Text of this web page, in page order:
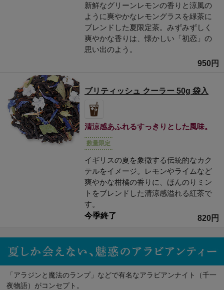
新鮮なグリーンレモンの香りと涼風の
ように爽やかなレモングラスを緑茶に
ブレンドした夏限定茶。みずみずしく
爽やかな香りは、懐かしい「初恋」の
思い出のよう。
950円
ブリティッシュ クーラー 50g 袋入
清涼感あふれるすっきりとした風味。
数量限定
イギリスの夏を象徴する伝統的なカク
テルをイメージ。レモンやライムなど
爽やかな柑橘の香りに、ほんのりミン
トをブレンドした清涼感溢れる紅茶で
す。
今季終了
820円
「アラジンと魔法のランプ」などで有名なアラビアンナイト（千一
夜物語）がコンセプト。